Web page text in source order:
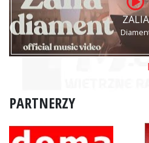
ZALIA
PARTNERZY